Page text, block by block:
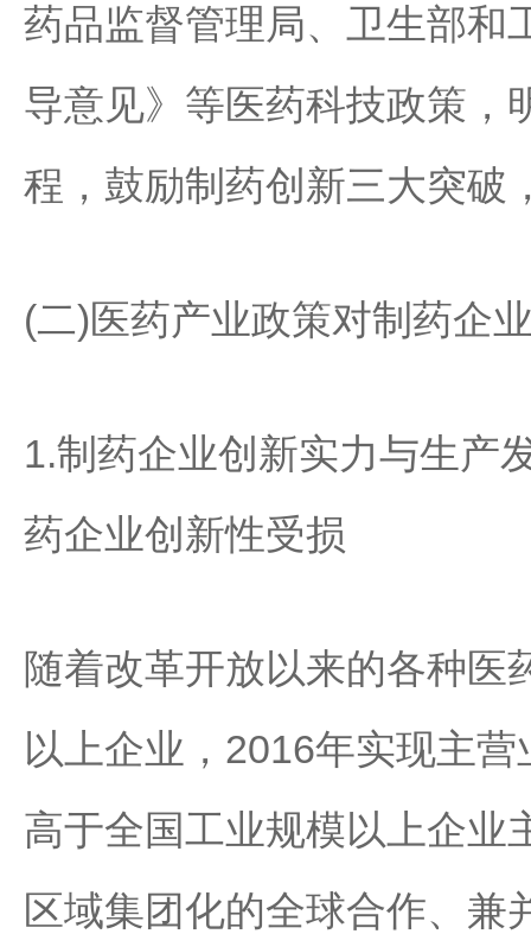
药品监督管理局、卫生部和
导意见》等医药科技政策，
程，鼓励制药创新三大突破
(二)医药产业政策对制药企
1.制药企业创新实力与生产
药企业创新性受损
随着改革开放以来的各种医
以上企业，2016年实现主
高于全国工业规模以上企业
区域集团化的全球合作、兼